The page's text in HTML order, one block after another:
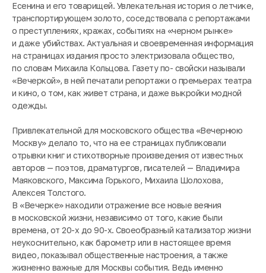
Есенина и его товарищей. Увлекательная история о летчике,
транспортирующем золото, соседствовала с репортажами
о преступлениях, кражах, событиях на «черном рынке»
и даже убийствах. Актуальная и своевременная информация
на страницах издания просто электризовала общество,
по словам Михаила Кольцова. Газету по- свойски называли
«Вечеркой», в ней печатали репортажи о премьерах театра
и кино, о том, как живет страна, и даже выкройки модной
одежды.
Привлекательной для московского общества «Вечернюю
Москву» делало то, что на ее страницах публиковали
отрывки книг и стихотворные произведения от известных
авторов — поэтов, драматургов, писателей — Владимира
Маяковского, Максима Горького, Михаила Шолохова,
Алексея Толстого.
В «Вечерке» находили отражение все новые веяния
в московской жизни, независимо от того, какие были
времена, от 20-х до 90-х. Своеобразный катализатор жизни
неукоснительно, как барометр или в настоящее время
видео, показывал общественные настроения, а также
жизненно важные для Москвы события. Ведь именно